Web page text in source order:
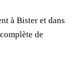
à Bister et dans
de